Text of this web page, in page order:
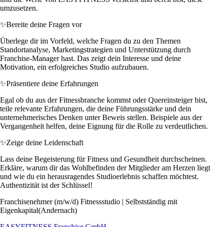
umzusetzen.
✨Bereite deine Fragen vor
Überlege dir im Vorfeld, welche Fragen du zu den Themen
Standortanalyse, Marketingstrategien und Unterstützung durch
Franchise-Manager hast. Das zeigt dein Interesse und deine
Motivation, ein erfolgreiches Studio aufzubauen.
✨Präsentiere deine Erfahrungen
Egal ob du aus der Fitnessbranche kommst oder Quereinsteiger bist,
teile relevante Erfahrungen, die deine Führungsstärke und dein
unternehmerisches Denken unter Beweis stellen. Beispiele aus der
Vergangenheit helfen, deine Eignung für die Rolle zu verdeutlichen.
✨Zeige deine Leidenschaft
Lass deine Begeisterung für Fitness und Gesundheit durchscheinen.
Erkläre, warum dir das Wohlbefinden der Mitglieder am Herzen liegt
und wie du ein herausragendes Studioerlebnis schaffen möchtest.
Authentizität ist der Schlüssel!
Franchisenehmer (m/w/d) Fitnessstudio | Selbstständig mit
Eigenkapital(Andernach)